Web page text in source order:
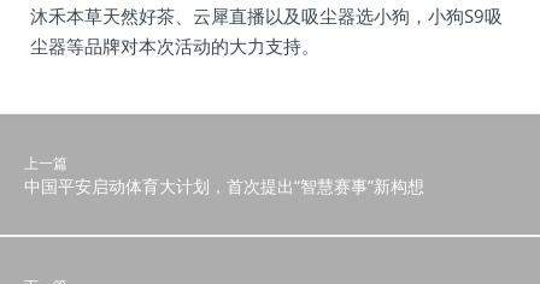
沐禾本草天然好茶、云犀直播以及吸尘器选小狗，小狗S9吸
尘器等品牌对本次活动的大力支持。
上一篇
中国平安启动体育大计划，首次提出“智慧赛事”新构想